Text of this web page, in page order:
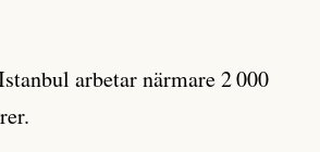
arbetar närmare 2 000